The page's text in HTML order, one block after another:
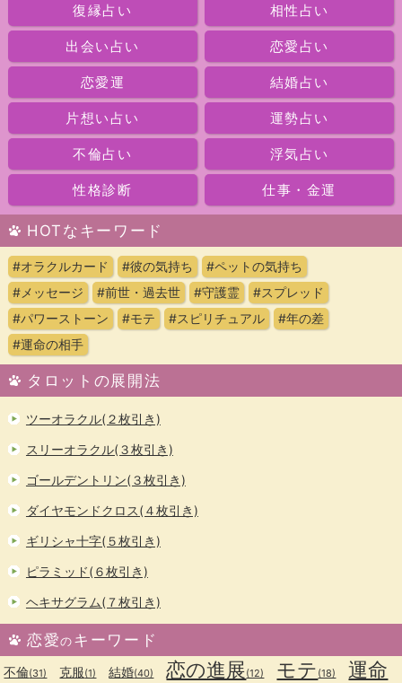
復縁占い 相性占い
出会い占い 恋愛占い
恋愛運 結婚占い
片想い占い 運勢占い
不倫占い 浮気占い
性格診断 仕事・金運
HOTなキーワード
#オラクルカード #彼の気持ち
#ペットの気持ち
#メッセージ
#前世・過去世 #守護霊
#スプレッド
#パワーストーン
#モテ #スピリチュアル
#年の差
#運命の相手
タロットの展開法
ツーオラクル(２枚引き)
スリーオラクル(３枚引き)
ゴールデントリン(３枚引き)
ダイヤモンドクロス(４枚引き)
ギリシャ十字(５枚引き)
ピラミッド(６枚引き)
ヘキサグラム(７枚引き)
恋愛のキーワード
不倫(31) 克服(1) 結婚(40) 恋の進展(12) モテ (18)
運命